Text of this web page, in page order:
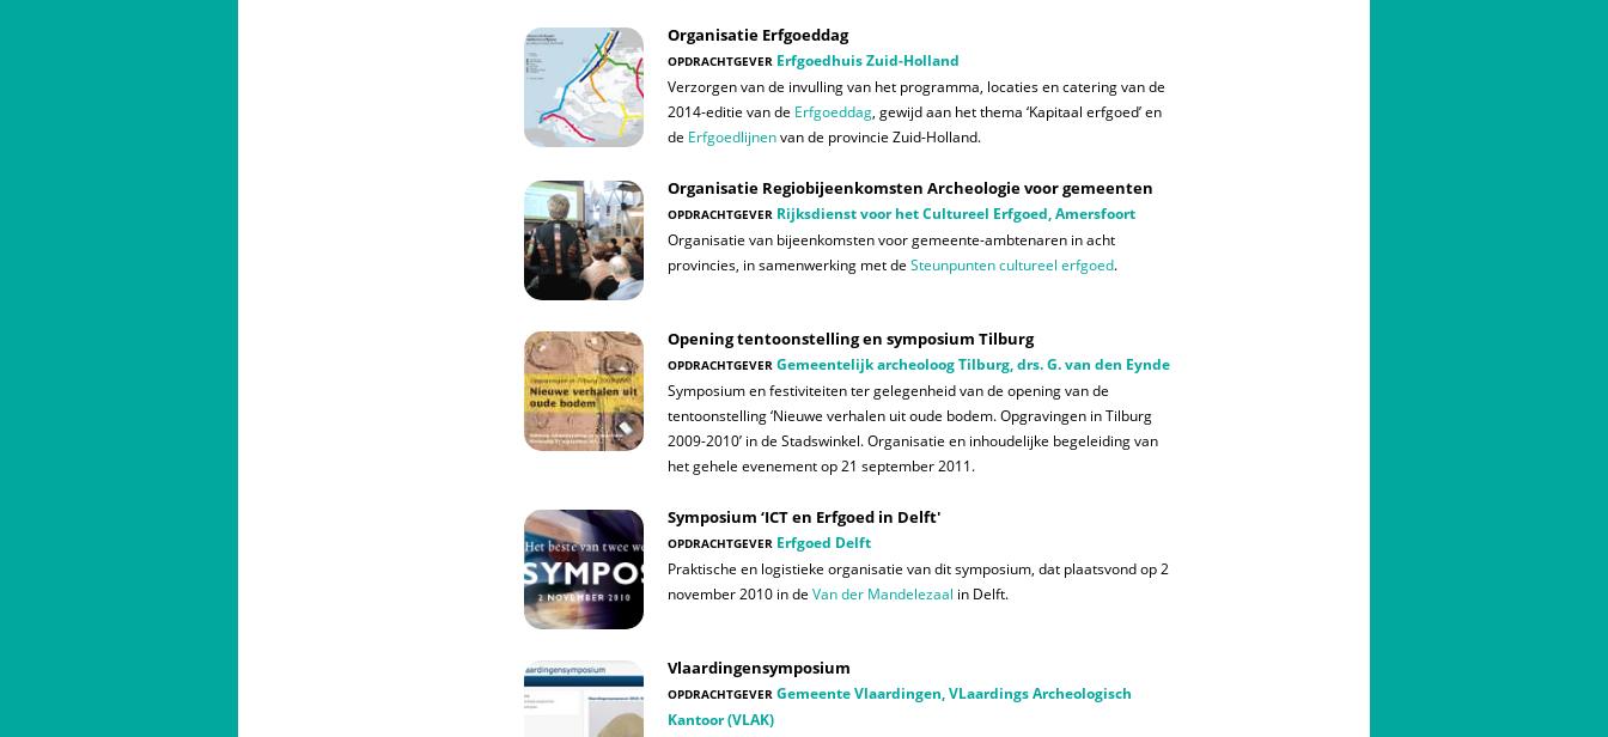
Organisatie Erfgoeddag
OPDRACHTGEVER Erfgoedhuis Zuid-Holland
Verzorgen van de invulling van het programma, locaties en catering van de
2014-editie van de Erfgoeddag, gewijd aan het thema ‘Kapitaal erfgoed’ en
de Erfgoedlijnen van de provincie Zuid-Holland.
Organisatie Regiobijeenkomsten Archeologie voor gemeenten
OPDRACHTGEVER Rijksdienst voor het Cultureel Erfgoed, Amersfoort
Organisatie van bijeenkomsten voor gemeente-ambtenaren in acht
provincies, in samenwerking met de Steunpunten cultureel erfgoed.
Opening tentoonstelling en symposium Tilburg
OPDRACHTGEVER Gemeentelijk archeoloog Tilburg, drs. G. van den Eynde
Symposium en festiviteiten ter gelegenheid van de opening van de
tentoonstelling ‘Nieuwe verhalen uit oude bodem. Opgravingen in Tilburg
2009-2010’ in de Stadswinkel. Organisatie en inhoudelijke begeleiding van
het gehele evenement op 21 september 2011.
Symposium ‘ICT en Erfgoed in Delft'
OPDRACHTGEVER Erfgoed Delft
Praktische en logistieke organisatie van dit symposium, dat plaatsvond op 2
november 2010 in de Van der Mandelezaal in Delft.
Vlaardingensymposium
OPDRACHTGEVER Gemeente Vlaardingen, VLaardings Archeologisch
Kantoor (VLAK)